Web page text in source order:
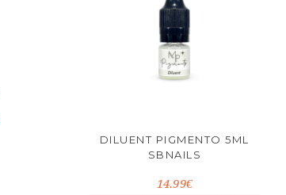
DILUENT PIGMENTO 5ML
SBNAILS
14.99€